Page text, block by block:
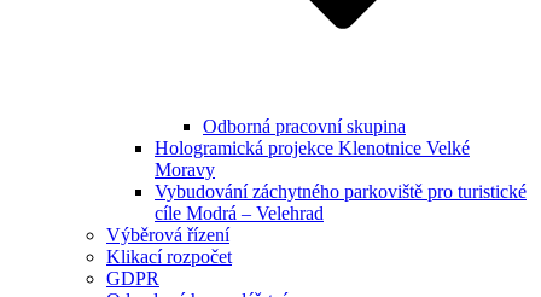
Odborná pracovní skupina
Hologramická projekce Klenotnice Velké
Moravy
Vybudování záchytného parkoviště pro turistické
cíle Modrá – Velehrad
Výběrová řízení
Klikací rozpočet
GDPR